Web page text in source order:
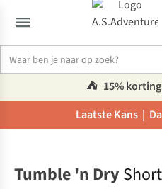
⛺️ 15%
Laatste Kans |
Tumble 'n Dry